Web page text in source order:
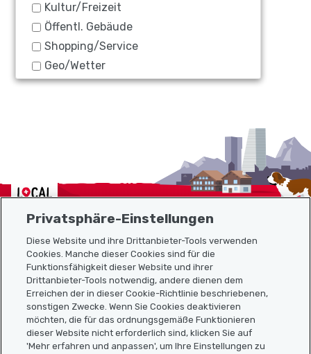
Kultur/Freizeit
Öffentl. Gebäude
Shopping/Service
Geo/Wetter
Localcities
Sitemap
Nützliche Links
Localcities App herunterladen
Privatsphäre-Einstellungen
Diese Website und ihre Drittanbieter-Tools verwenden
Cookies. Manche dieser Cookies sind für die
Funktionsfähigkeit dieser Website und ihrer
Drittanbieter-Tools notwendig, andere dienen dem
Erreichen der in dieser Cookie-Richtlinie beschriebenen,
sonstigen Zwecke. Wenn Sie Cookies deaktivieren
möchten, die für das ordnungsgemäße Funktionieren
dieser Website nicht erforderlich sind, klicken Sie auf
'Mehr erfahren und anpassen', um Ihre Einstellungen zu